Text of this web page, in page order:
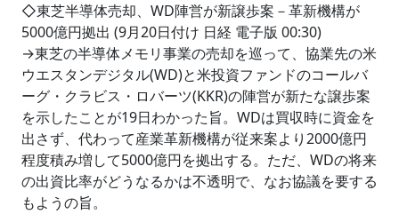
◇東芝半導体売却、WD陣営が新譲歩案－革新機構が
5000億円拠出 (9月20日付け 日経 電子版 00:30)
→東芝の半導体メモリ事業の売却を巡って、協業先の米
ウエスタンデジタル(WD)と米投資ファンドのコールバ
ーグ・クラビス・ロバーツ(KKR)の陣営が新たな譲歩案
を示したことが19日わかった旨。WDは買収時に資金を
出さず、代わって産業革新機構が従来案より2000億円
程度積み増して5000億円を拠出する。ただ、WDの将来
の出資比率がどうなるかは不透明で、なお協議を要する
もようの旨。